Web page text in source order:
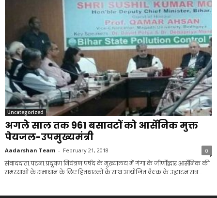
Uncategorized
अगले साल तक 961 बसावटों को आर्सेनिक मुक्त
पेयजल-उपमुख्यमंत्री
Aadarshan Team - February 21, 2018 0
संवाददाता.पटना.प्रदूषण नियंत्रण पर्षद के मुख्यालय में गंगा के जीर्णोद्धार आर्सेनिक की
समस्याओं के समाधान के लिए हितधारकों के साथ आयोजित बैठक के उद्घाटन सत्र...